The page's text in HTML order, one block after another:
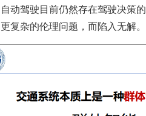
自动驾驶目前仍然存在驾驶决策
更复杂的伦理问题，而陷入无解。